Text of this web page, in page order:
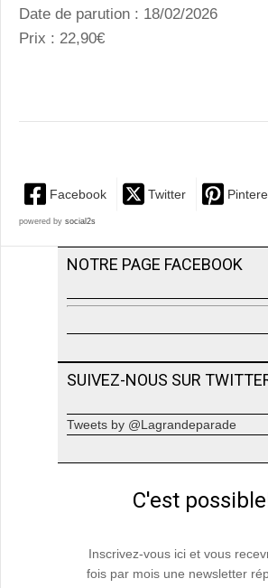
Date de parution : 18/02/2026
Prix : 22,90€
Facebook Twitter
powered by social2s
NOTRE PAGE FACEBOOK
SUIVEZ-NOUS SUR
Tweets by @Lagrandeparade
C'est
Inscrivez-vous ici et vous
fois par mois une newsletter